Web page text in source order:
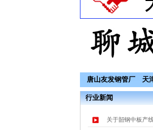
唐山友发钢管厂 天
行业新闻
关于韶钢中板产